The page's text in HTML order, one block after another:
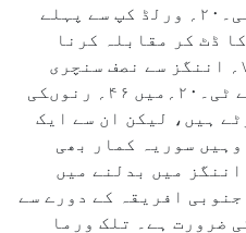
سری لنکا میں ہونے والے ٹی۔۲۰؍ ورلڈ کپ سے پہلے
ڈٹ کر مقابلہ کرنا
چاہے گا۔ شبھ من گِل، جو ۷؍ اننگز سے نصف سنچری
نہیں بنا پائے ہیں، چوتھے ٹی۔۲۰؍میں ۴۶؍ رنوںکی
ہیں، لیکن ان سے ایک
سوریہ کمار بھی
میں بدلنے میں
افریقہ کے دورے سے
ضرورت ہے۔ تلک ورما